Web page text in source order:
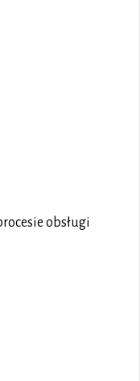
obsługi